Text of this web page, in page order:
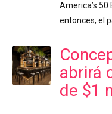
America’s
entonces, el
abrirá
de $1